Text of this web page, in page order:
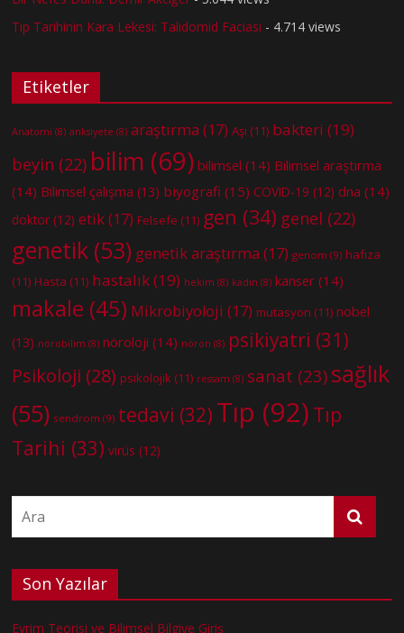
Tıp Tarihinin Kara Lekesi: Talidomid Faciası - 4.714 views
Etiketler
Anatomi (8) anksiyete (8) araştırma (17) Aşı (11) bakteri (19)
beyin (22) bilim (69) bilimsel (14) Bilimsel araştırma
(14) Bilimsel çalışma (13) biyografi (15) COVID-19 (12) dna (14)
doktor (12) etik(17) Felsefe (11) gen (34) genel (22)
genetik (53) genetik araştırma (17) genom (9) hafıza
(11) Hasta (11) hastalık(19) hekim (8) kadın (8) kanser (14)
makale (45) Mikrobiyoloji (17) mutasyon (11) nobel
(13) nörobilim (8) nöroloji (14) nöron (8) psikiyatri (31)
Psikoloji (28) psikolojik (11) ressam (8) sanat (23) sağlık
(55) sendrom (9) tedavi (32) Tıp (92) Tıp
Tarihi (33) virüs (12)
Son Yazılar
Evrim Teorisi ve Bilimsel Bilgiye Giriş